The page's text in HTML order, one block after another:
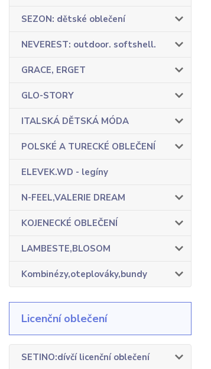
SEZON: dětské oblečení
NEVEREST: outdoor. softshell.
GRACE, ERGET
GLO-STORY
ITALSKÁ DĚTSKÁ MÓDA
POLSKÉ A TURECKÉ OBLEČENÍ
ELEVEK.WD - legíny
N-FEEL,VALERIE DREAM
KOJENECKÉ OBLEČENÍ
LAMBESTE,BLOSOM
Kombinézy,oteplováky,bundy
Licenční oblečení
SETINO:dívčí licenční oblečení